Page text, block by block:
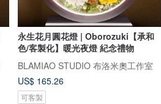
永生花月圓花燈 | Oborozuki【承和
色/客製化】暖光夜燈 紀念禮物
BLAMIAO STUDIO 布洛米奧工作室
US$ 165.26
可客製